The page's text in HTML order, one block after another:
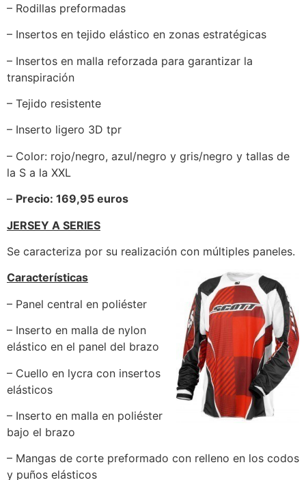
– Rodillas preformadas
– Insertos en tejido elástico en zonas estratégicas
– Insertos en malla reforzada para garantizar la
transpiración
– Tejido resistente
– Inserto ligero 3D tpr
– Color: rojo/negro, azul/negro y gris/negro y tallas de
la S a la XXL
– Precio: 169,95 euros
JERSEY A SERIES
Se caracteriza por su realización con múltiples paneles.
Características
– Panel central en poliéster
– Inserto en malla de nylon
elástico en el panel del brazo
– Cuello en lycra con insertos
elásticos
– Inserto en malla en poliéster
bajo el brazo
– Mangas de corte preformado con relleno en los codos
y puños elásticos